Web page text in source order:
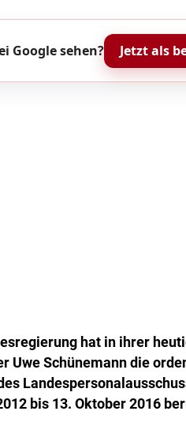
Google sehen? Jetzt als
hat in ihrer
Uwe Schünemann die
bis 13. Oktober 2016